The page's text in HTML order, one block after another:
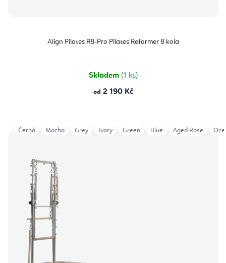
Align Pilates R8-Pro Pilates Reformer 8 kola
Skladem (1 ks)
od 2 190 Kč
Černá Mocha Grey Ivory Green Blue Aged Rose